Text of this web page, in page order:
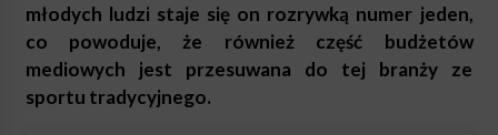
młodych ludzi staje się on rozrywką numer jeden,
co powoduje, że również część budżetów
mediowych jest przesuwana do tej branży ze
sportu tradycyjnego.